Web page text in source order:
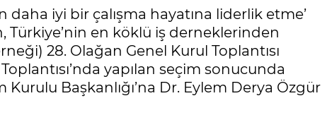
daha iyi bir çalışma hayatına liderlik etme’
Türkiye’nin en köklü iş derneklerinden
28. Olağan Genel Kurul Toplantısı
yapılan seçim sonucunda
Başkanlığı’na Dr. Eylem Derya Özgür